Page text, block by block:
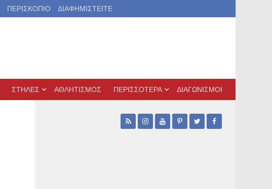
ΠΕΡΙΣΚΟΠΙΟ ΔΙΑΦΗΜΙΣΤΕΙΤΕ
ΣΤΗΛΕΣ ΑΘΛΗΤΙΣΜΟΣ ΠΕΡΙΣΣΟΤΕΡΑ ΔΙΑΓΩΝΙΣΜΟΙ